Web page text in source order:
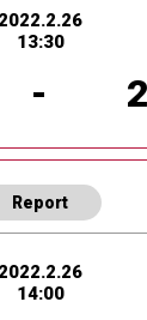
2022.2.26
13:30
- 2
Report
2022.2.26
14:00